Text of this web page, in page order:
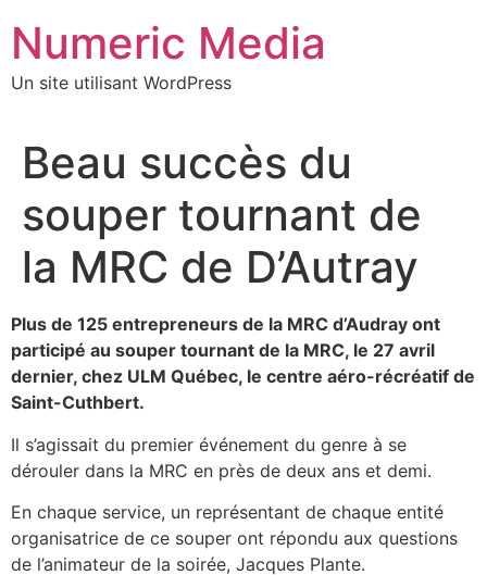
contenu
Numeric Media
Un site utilisant WordPress
Beau succès du
souper tournant de
la MRC de D’Autray
Plus de 125 entrepreneurs de la MRC d’Audray ont
participé au souper tournant de la MRC, le 27 avril
dernier, chez ULM Québec, le centre aéro-récréatif de
Saint-Cuthbert.
Il s’agissait du premier événement du genre à se
dérouler dans la MRC en près de deux ans et demi.
En chaque service, un représentant de chaque entité
organisatrice de ce souper ont répondu aux questions
de l’animateur de la soirée, Jacques Plante.